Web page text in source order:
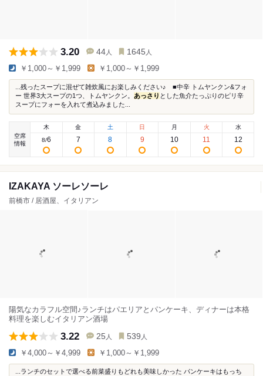
3.20 44 人 1645 人
￥1,000～￥1,999 ￥1,000～￥1,999
...残ったスープに混ぜて雑炊風にお楽しみください♪ ■中辛 トムヤンクン&フォ
ー 世界3大スープの1つ、トムヤンクン。 あっさり とした魚介たっぷりのピリ辛
スープにフォーを入れて煮込みました...
空席
情報
木
8/6
金
7
土
8
日
9
月
10
火
11
水
12
IZAKAYA ソーレソーレ
前橋市 / 居酒屋、イタリアン
陽気なカラフル空間♪ランチはパエリアとパンケーキ、ディナーは本格
料理を楽しむイタリアン酒場
3.22 25 人 539 人
￥4,000～￥4,999 ￥1,000～￥1,999
...ランチのセットで選べる前菜盛りもどれも美味しかった パンケーキはもっち